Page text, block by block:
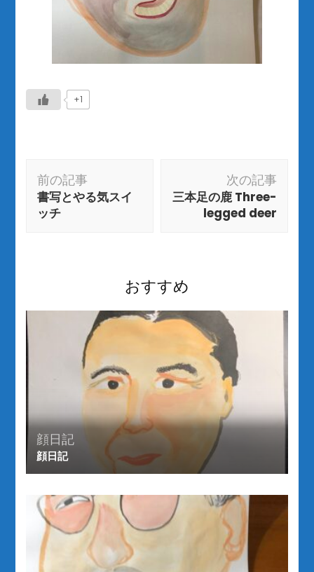
+1
投
稿
ナ
ョ
ン
前の記事
書写とやる気スイ
ッチ
次の記事
三本足の鹿 Three-
legged deer
おすすめ
顔日記
顔日記